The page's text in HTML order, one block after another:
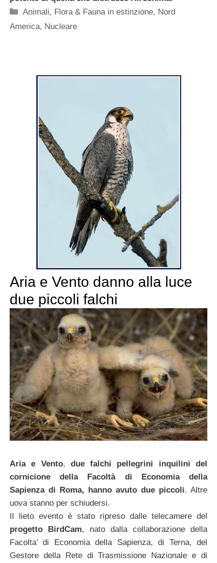
Categorie
Animali, Flora & Fauna in estinzione, Nord
America, Nucleare
Aria e Vento danno alla luce
due piccoli falchi
Aria e Vento, due falchi pellegrini inquilini del
cornicione della Facoltà di Economia della
Sapienza di Roma, hanno avuto due piccoli. Altre
uova stanno per schiudersi.
Il lieto evento è stato ripreso dalle telecamere del
progetto BirdCam, nato dalla collaborazione della
Facolta’ di Economia della Sapienza, di Terna, del
Gestore della Rete di Trasmissione Nazionale e di